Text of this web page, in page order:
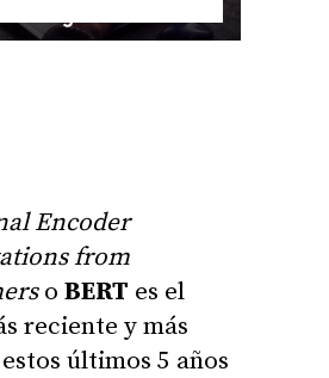
Encoder
from
o BERT es el
reciente y más
últimos 5 años